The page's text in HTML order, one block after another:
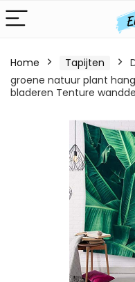
Home Tapijten
groene natuur plant
bladeren Tenture